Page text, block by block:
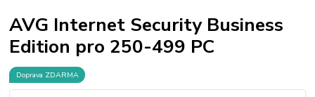
AVG Internet Security Business
Edition pro 250-499 PC
Doprava ZDARMA